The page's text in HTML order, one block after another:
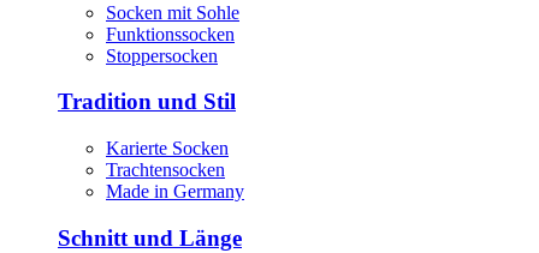
Socken mit Sohle
Funktionssocken
Stoppersocken
Tradition und Stil
Karierte Socken
Trachtensocken
Made in Germany
Schnitt und Länge